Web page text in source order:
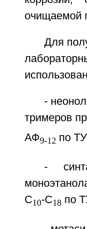
очищаемой
Для
-
тримеров
АФ9-12 по
-
C10-C18 по